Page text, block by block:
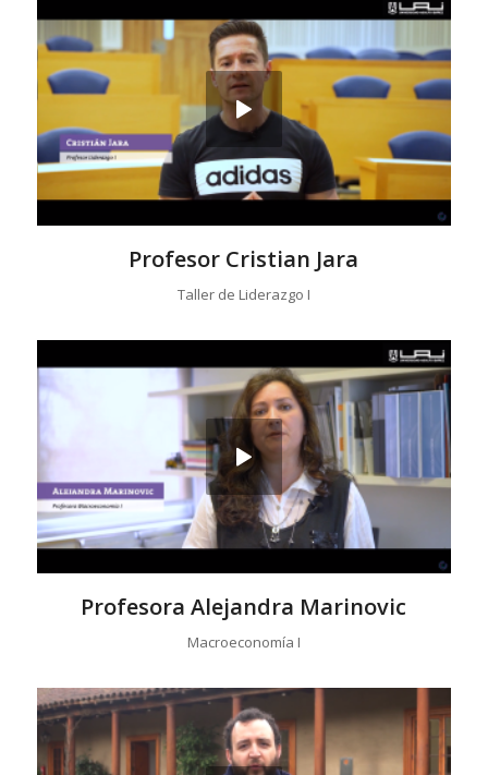
Profesor Cristian Jara
Taller de Liderazgo I
Profesora Alejandra Marinovic
Macroeconomía I